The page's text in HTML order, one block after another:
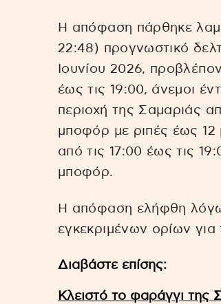
Η απόφαση πάρθηκε
22:48) προγνωστικό
Ιουνίου 2026,
έως τις 19:00, άνεμοι
περιοχή της Σαμαριάς
μποφόρ με ριπές έως 12
από τις 17:00 έως τις
μποφόρ.
Η απόφαση ελήφθη λόγω
εγκεκριμένων ορίων για
Διαβάστε επίσης:
Κλειστό το φαράγγι